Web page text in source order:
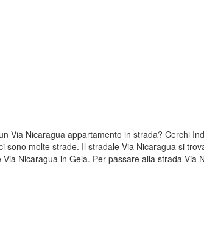
Via Nicaragua appartamento in strada? Cerchi
molte strade. Il stradale Via Nicaragua si
Nicaragua in Gela. Per passare alla strada Via